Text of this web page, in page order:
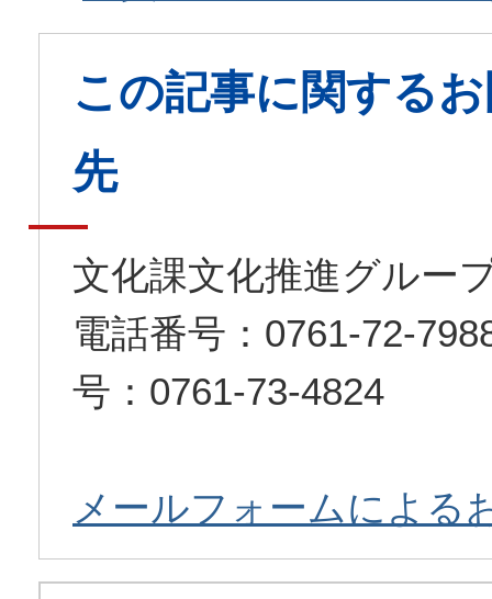
この記事に関する
先
文化課文化推進グルー
電話番号：0761-72-
号：0761-73-4824
メールフォームによる